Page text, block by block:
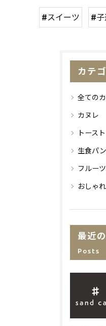
#スイーツ #子
カテ
全ての
カヌレ
トースト
生食パン
フルー
おしゃれ
最近
Posts